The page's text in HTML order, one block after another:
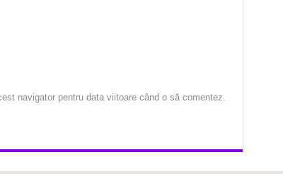
navigator pentru data viitoare când o să comentez.